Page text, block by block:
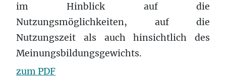
im Hinblick auf die
Nutzungsmöglichkeiten, auf die
Nutzungszeit als auch hinsichtlich des
Meinungsbildungsgewichts.
zum PDF